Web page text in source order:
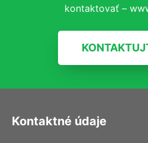
kontaktovať –
Kontaktné údaje